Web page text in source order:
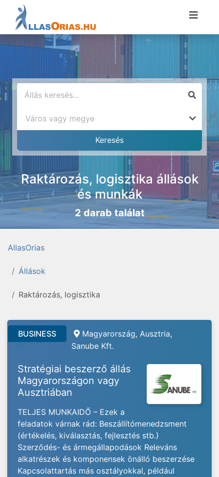
Raktározás, logisztika állások
és munkák
2 darab találat
AllasOrias
Állások
Raktározás, logisztika
BUSINESS
Magyarország, Ausztria,
Sanube Kft.
Stratégiai beszerző állás
Magyarországon vagy
Ausztriában
TELJES MUNKAIDŐ – Ezek a
feladatok várnak rád: Beszállítómenedzsment
(értékelés, kiválasztás, fejlesztés stb.)
Szerződés- és ármegállapodások Releváns
alkatrészek és komponensek önálló beszerzése
Kapcsolattartás más osztályokkal, például